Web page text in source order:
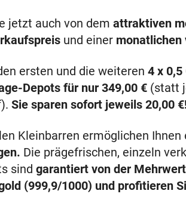
jetzt auch von dem attraktiven
und einer monatlichen
ersten und die weiteren 4 x
Depots für nur 349,00 € (statt
Sie sparen sofort jeweils 20,00 €
Kleinbarren ermöglichen Ihnen
Die prägefrischen, einzeln
sind garantiert von der
(999,9/1000) und profitieren